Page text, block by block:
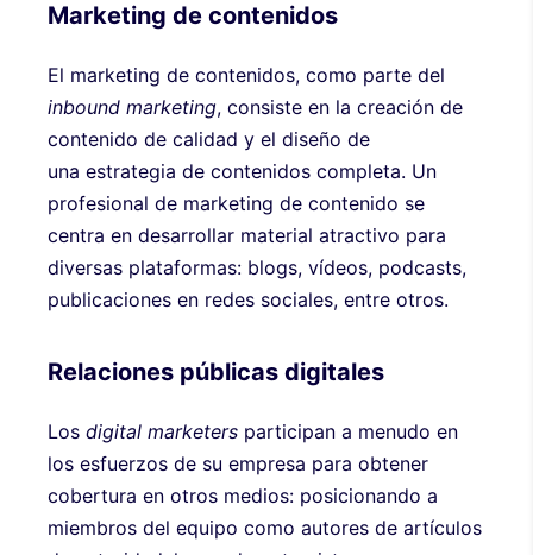
Marketing de contenidos
El marketing de contenidos, como parte del
inbound marketing, consiste en la creación de
contenido de calidad y el diseño de
una estrategia de contenidos completa. Un
profesional de marketing de contenido se
centra en desarrollar material atractivo para
diversas plataformas: blogs, vídeos, podcasts,
publicaciones en redes sociales, entre otros.
Relaciones públicas digitales
Los digital marketers participan a menudo en
los esfuerzos de su empresa para obtener
cobertura en otros medios: posicionando a
miembros del equipo como autores de artículos